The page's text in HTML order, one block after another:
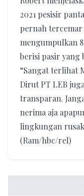
2021 pesisir
pernah tercemar
mengumpulkan
berisi pasir yang
“Sangat terlihat
Dirut PT LEB
transparan.
nerima aja
lingkungan
(Ram/hbc/rel)